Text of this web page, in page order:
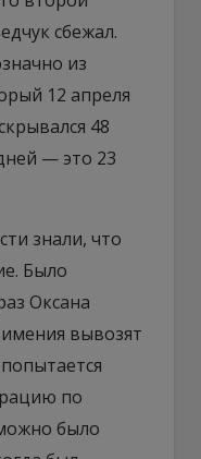
сбежал.
из
12 апреля
48
— это 23
знали, что
Было
Оксана
вывозят
по
было